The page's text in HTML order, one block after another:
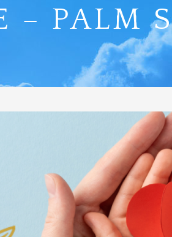
– PALM